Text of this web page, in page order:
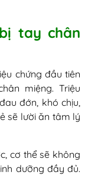
tay chân
chứng đầu tiên
miệng. Triệu
đớn, khó chịu,
sẽ lười ăn tâm lý
cơ thể sẽ không
dưỡng đầy đủ.